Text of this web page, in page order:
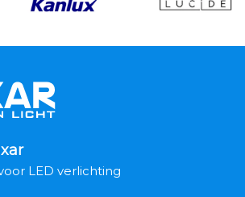
LED verlichting